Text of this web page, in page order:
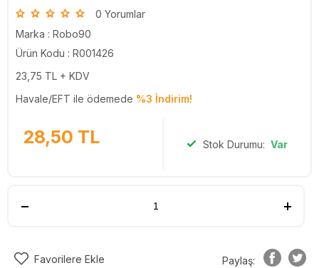
0 Yorumlar
Marka : Robo90
Ürün Kodu : R001426
23,75 TL + KDV
Havale/EFT ile ödemede %3 İndirim!
28,50 TL Stok Durumu: Var
Favorilere Ekle
Paylaş: